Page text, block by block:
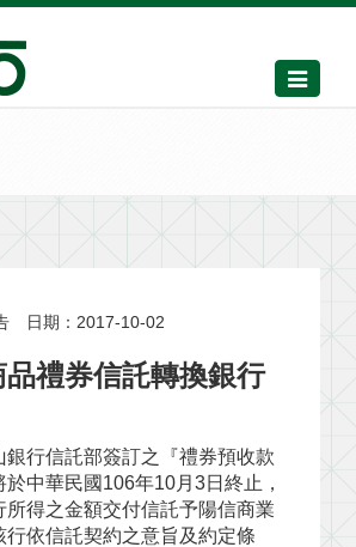
Toggle
日期：2017-10-02
禮券信託轉換銀行
銀行信託部簽訂之『禮券預收款
中華民國106年10月3日終止，
所得之金額交付信託予陽信商業
行依信託契約之意旨及約定條